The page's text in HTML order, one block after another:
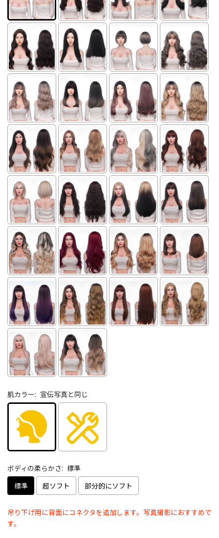
肌カラー: 宣伝写真と同じ
ボディの柔らかさ: 標準
標準
超ソフト 部分的にソフト
吊り下げ用に背面にコネクタを追加します。写真撮影におすすめで
す。